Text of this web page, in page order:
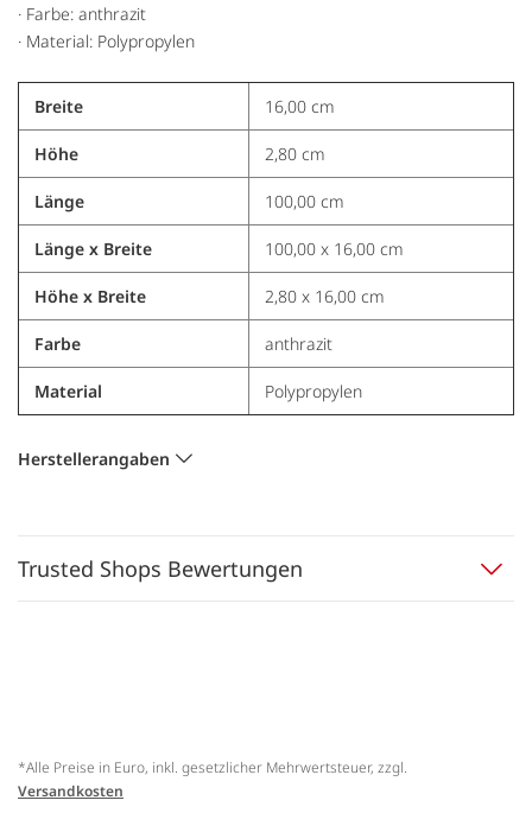
· Farbe: anthrazit
· Material: Polypropylen
Breite 16,00 cm
Höhe 2,80 cm
Länge 100,00 cm
Länge x Breite 100,00 x 16,00 cm
Höhe x Breite 2,80 x 16,00 cm
Farbe anthrazit
Material Polypropylen
Herstellerangaben
Trusted Shops Bewertungen
*Alle Preise in Euro, inkl. gesetzlicher Mehrwertsteuer, zzgl.
Versandkosten